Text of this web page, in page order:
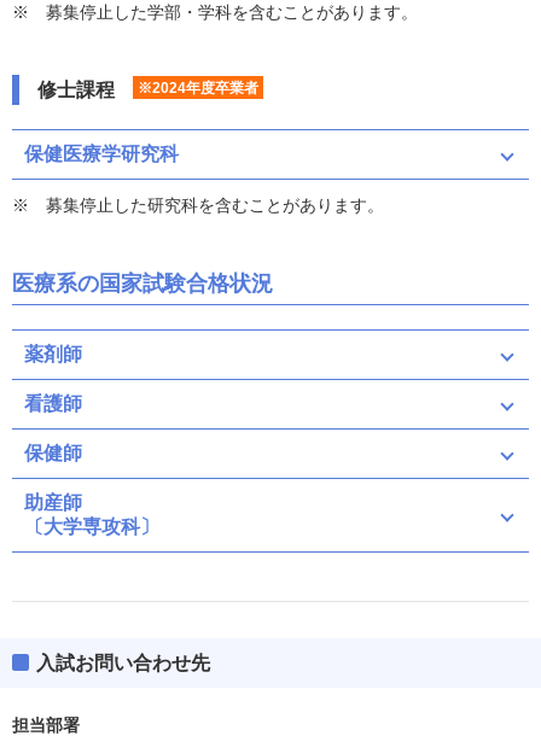
募集停止した学部・学科を含むことがあります。
修士課程 ※2024年度卒業者
保健医療学研究科
募集停止した研究科を含むことがあります。
医療系の国家試験合格状況
薬剤師
看護師
保健師
助産師
〔大学専攻科〕
入試お問い合わせ先
担当部署